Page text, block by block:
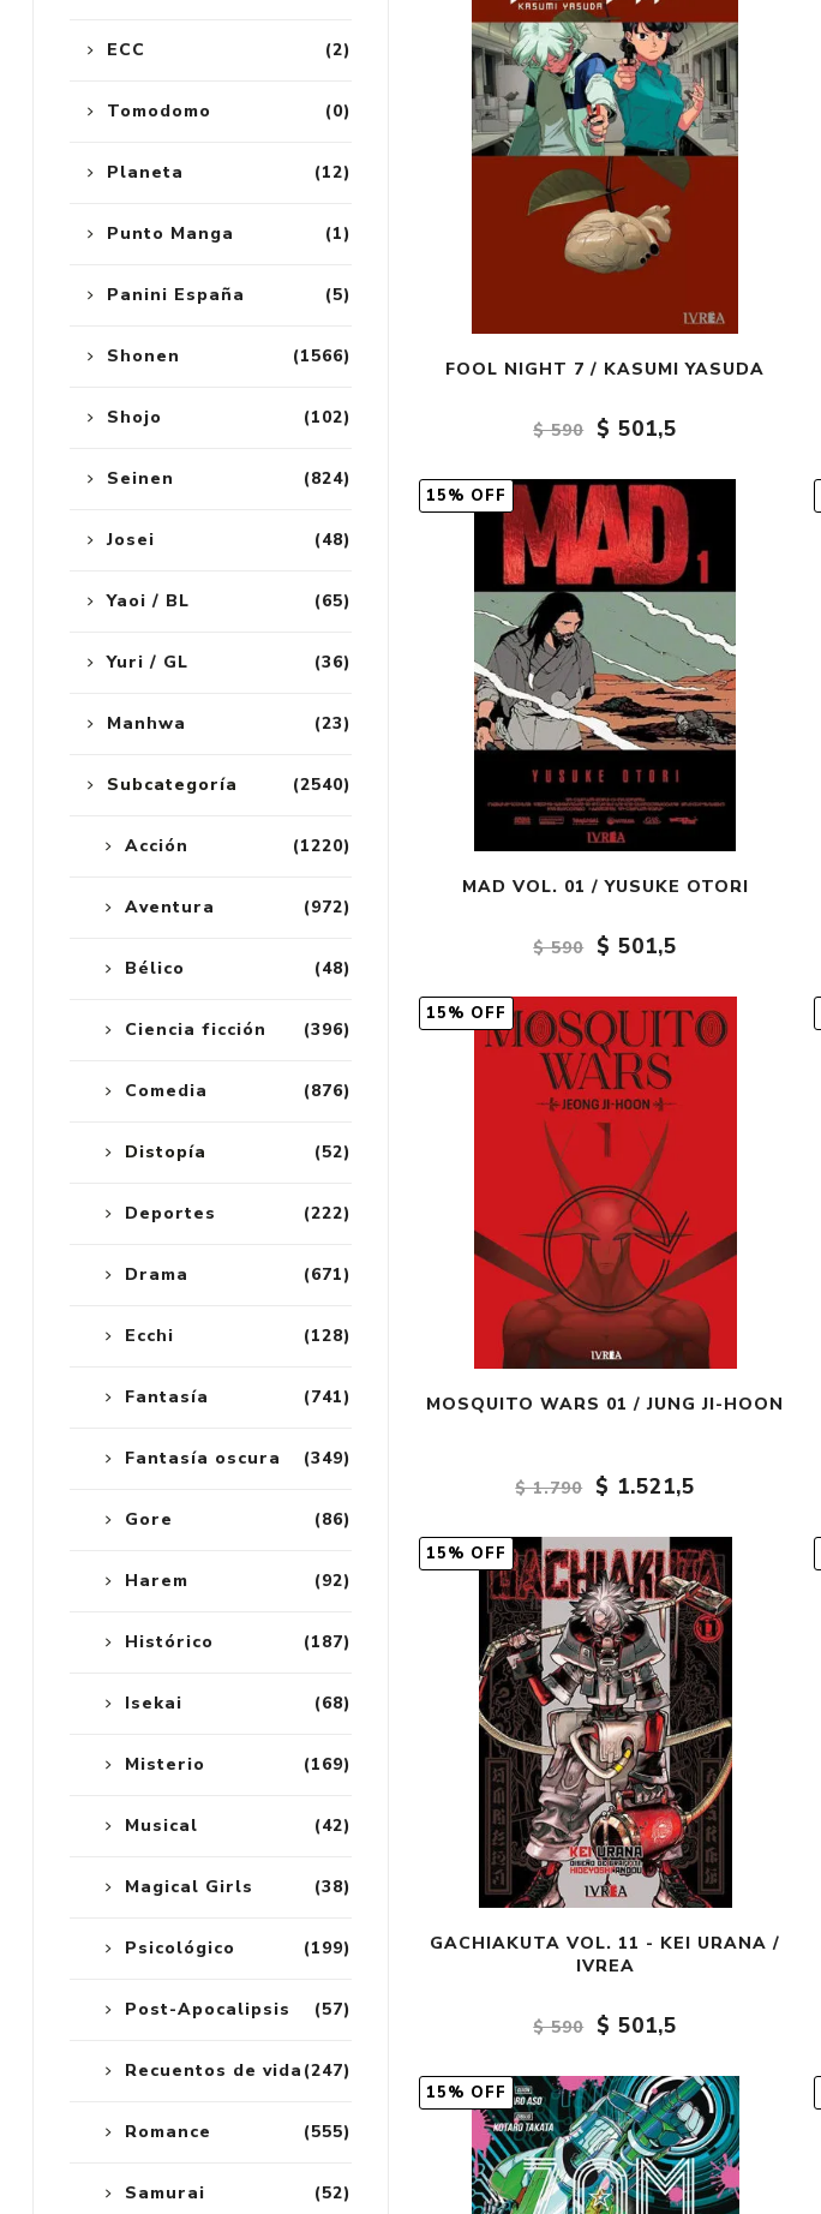
FOOL NIGHT 7 / KASUMI YASUDA
$ 590 $ 501,5
15% OFF
MAD VOL. 01 / YUSUKE OTORI
$ 590 $ 501,5
15% OFF
MOSQUITO WARS 01 / JUNG JI-HOON
$ 1.790 $ 1.521,5
15% OFF
GACHIAKUTA VOL. 11 - KEI URANA /
IVREA
$ 590 $ 501,5
15% OFF
(2)
ECC
(0)
Tomodomo
(12)
Planeta
(1)
Punto Manga
(5)
Panini España
(1566)
Shonen
(102)
Shojo
(824)
Seinen
(48)
Josei
(65)
Yaoi / BL
(36)
Yuri / GL
(23)
Manhwa
(2540)
Subcategoría
(1220)
Acción
(972)
Aventura
(48)
Bélico
(396)
Ciencia ficción
(876)
Comedia
(52)
Distopía
(222)
Deportes
(671)
Drama
(128)
Ecchi
(741)
Fantasía
(349)
Fantasía oscura
(86)
Gore
(92)
Harem
(187)
Histórico
(68)
Isekai
(169)
Misterio
(42)
Musical
(38)
Magical Girls
(199)
Psicológico
(57)
Post-Apocalipsis
(247)
Recuentos de vida
(555)
Romance
(52)
Samurai